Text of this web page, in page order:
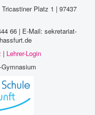
Platz 1 | 97437
66 | E-Mail: sekretariat-
| Lehrer-Login